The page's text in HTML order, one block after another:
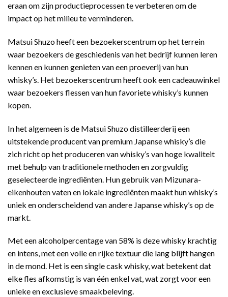
eraan om zijn productieprocessen te verbeteren om de
impact op het milieu te verminderen.
Matsui Shuzo heeft een bezoekerscentrum op het terrein
waar bezoekers de geschiedenis van het bedrijf kunnen leren
kennen en kunnen genieten van een proeverij van hun
whisky’s. Het bezoekerscentrum heeft ook een cadeauwinkel
waar bezoekers flessen van hun favoriete whisky’s kunnen
kopen.
In het algemeen is de Matsui Shuzo distilleerderij een
uitstekende producent van premium Japanse whisky’s die
zich richt op het produceren van whisky’s van hoge kwaliteit
met behulp van traditionele methoden en zorgvuldig
geselecteerde ingrediënten. Hun gebruik van Mizunara-
eikenhouten vaten en lokale ingrediënten maakt hun whisky’s
uniek en onderscheidend van andere Japanse whisky’s op de
markt.
Met een alcoholpercentage van 58% is deze whisky krachtig
en intens, met een volle en rijke textuur die lang blijft hangen
in de mond. Het is een single cask whisky, wat betekent dat
elke fles afkomstig is van één enkel vat, wat zorgt voor een
unieke en exclusieve smaakbeleving.